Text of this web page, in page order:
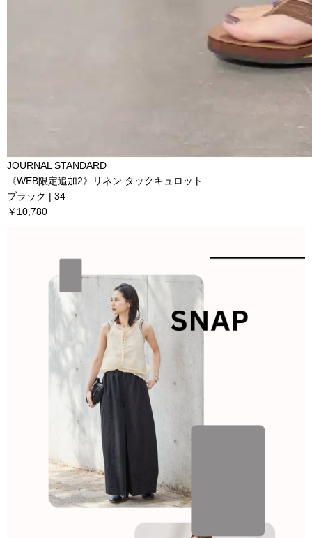
JOURNAL STANDARD
《WEB限定追加2》リネン タックキュロット
ブラック | 34
￥10,780